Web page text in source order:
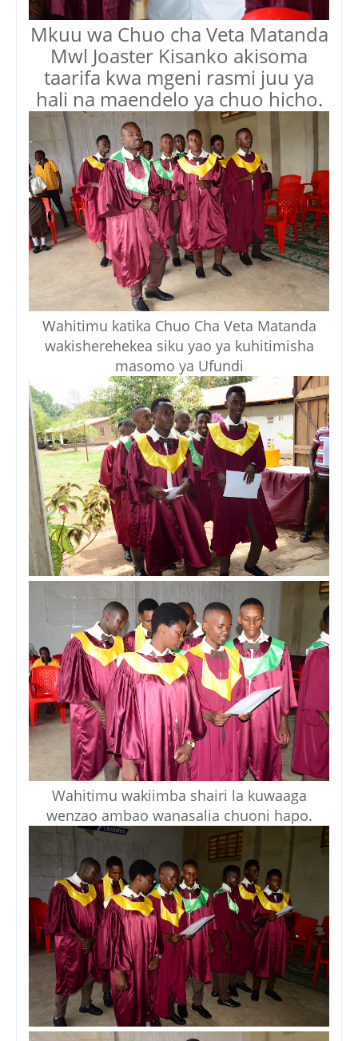
Mkuu wa Chuo cha Veta Matanda
Mwl Joaster Kisanko akisoma
taarifa kwa mgeni rasmi juu ya
hali na maendelo ya chuo hicho.
Wahitimu katika Chuo Cha Veta Matanda
wakisherehekea siku yao ya kuhitimisha
masomo ya Ufundi
Wahitimu wakiimba shairi la kuwaaga
wenzao ambao wanasalia chuoni hapo.